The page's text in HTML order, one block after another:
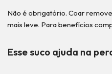
Não é obrigatório. Coar
mais leve. Para benefícios
Esse suco ajuda na